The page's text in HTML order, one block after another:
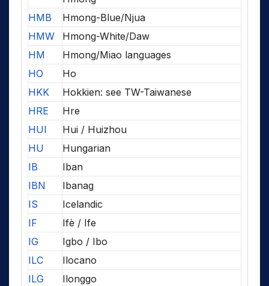
HMB
Hmong-Blue/Njua
HMW
Hmong-White/Daw
HM
Hmong/Miao languages
HO
Ho
HKK
Hokkien: see TW-Taiwanese
HRE
Hre
HUI
Hui / Huizhou
HU
Hungarian
IB
Iban
IBN
Ibanag
IS
Icelandic
IF
Ifè / Ife
IG
Igbo / Ibo
ILC
Ilocano
ILG
Ilonggo